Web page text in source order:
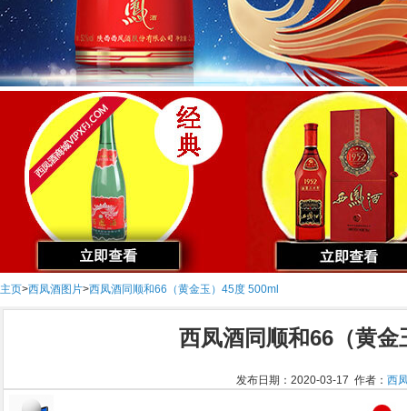
主页>西凤酒图片>西凤酒同顺和66（黄金玉）45度 500ml
西凤酒同顺和66（黄
发布日期：2020-03-17 作者： 西